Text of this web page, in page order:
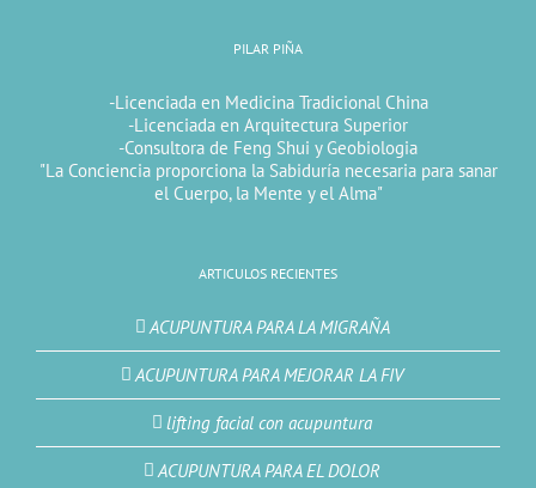
PILAR PIÑA
-Licenciada en Medicina Tradicional China
-Licenciada en Arquitectura Superior
-Consultora de Feng Shui y Geobiologia
"La Conciencia proporciona la Sabiduría necesaria para sanar
el Cuerpo, la Mente y el Alma"
ARTICULOS RECIENTES
ACUPUNTURA PARA LA MIGRAÑA
ACUPUNTURA PARA MEJORAR LA FIV
lifting facial con acupuntura
ACUPUNTURA PARA EL DOLOR